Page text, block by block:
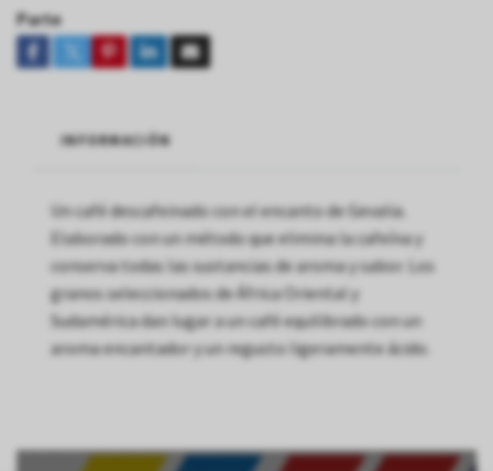
Parte
INFORMACIÓN
Un café descafeinado con el encanto de Gevalia.
Elaborado con un método que elimina la cafeína y
conserva todas las sustancias de aroma y sabor. Los
granos seleccionados de África Oriental y
Sudamérica dan lugar a un café equilibrado con un
aroma encantador y un regusto ligeramente ácido.